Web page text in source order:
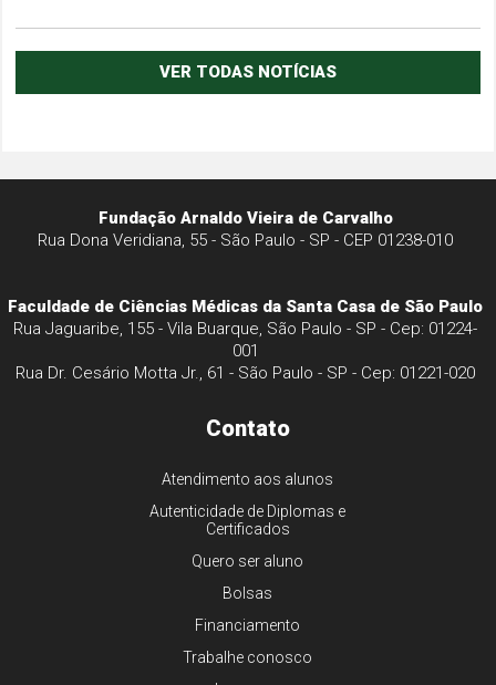
VER TODAS NOTÍCIAS
Fundação Arnaldo Vieira de Carvalho
Rua Dona Veridiana, 55 - São Paulo - SP - CEP 01238-010
Faculdade de Ciências Médicas da Santa Casa de São Paulo
Rua Jaguaribe, 155 - Vila Buarque, São Paulo - SP - Cep: 01224-
001
Rua Dr. Cesário Motta Jr., 61 - São Paulo - SP - Cep: 01221-020
Contato
Atendimento aos alunos
Autenticidade de Diplomas e
Certificados
Quero ser aluno
Bolsas
Financiamento
Trabalhe conosco